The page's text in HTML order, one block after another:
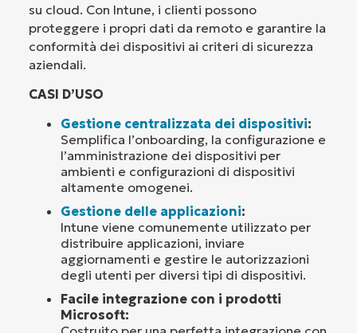
su cloud. Con Intune, i clienti possono
proteggere i propri dati da remoto e garantire la
conformità dei dispositivi ai criteri di sicurezza
aziendali.
CASI D’USO
Gestione centralizzata dei dispositivi:
Semplifica l’onboarding, la configurazione e
l’amministrazione dei dispositivi per
ambienti e configurazioni di dispositivi
altamente omogenei.
Gestione delle applicazioni:
Intune viene comunemente utilizzato per
distribuire applicazioni, inviare
aggiornamenti e gestire le autorizzazioni
degli utenti per diversi tipi di dispositivi.
Facile integrazione con i prodotti
Microsoft: